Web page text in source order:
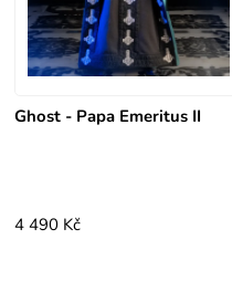
Ghost - Papa Emeritus II
4 490 Kč